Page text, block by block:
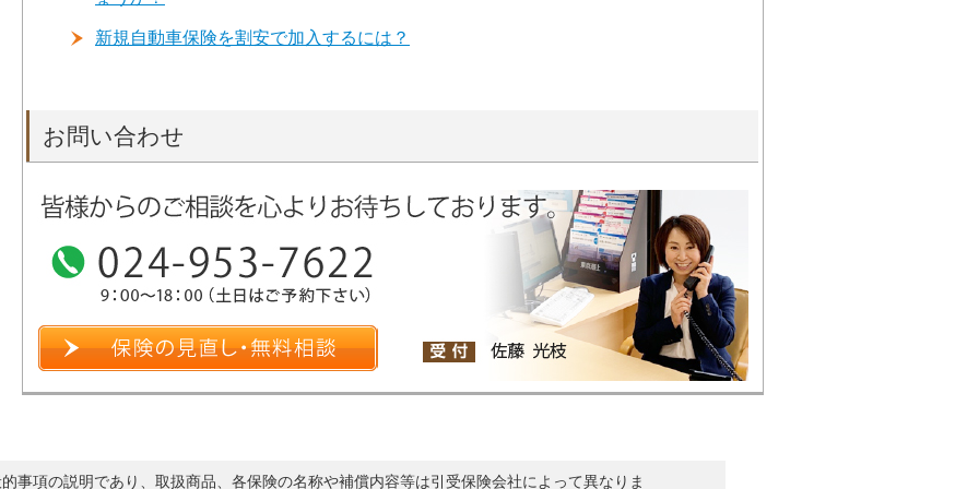
新規自動車保険を割安で加入するには？
お問い合わせ
事項の説明であり、取扱商品、各保険の名称や補償内容等は引受保険会社によって異なりま